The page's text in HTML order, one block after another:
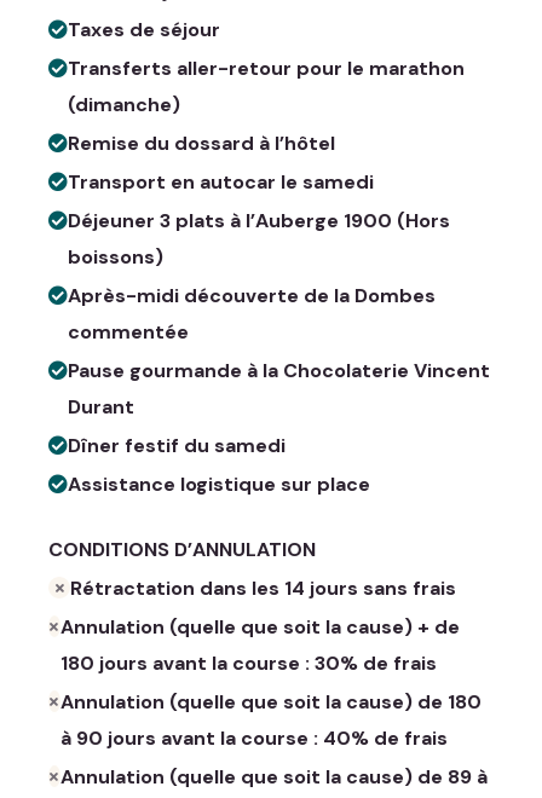
Taxes de séjour
Transferts aller-retour pour le marathon
(dimanche)
Remise du dossard à l’hôtel
Transport en autocar le samedi
Déjeuner 3 plats à l’Auberge 1900 (Hors
boissons)
Après-midi découverte de la Dombes
commentée
Pause gourmande à la Chocolaterie Vincent
Durant
Dîner festif du samedi
Assistance logistique sur place
CONDITIONS D’ANNULATION
Rétractation dans les 14 jours sans frais
Annulation (quelle que soit la cause) + de
180 jours avant la course : 30% de frais
Annulation (quelle que soit la cause) de 180
à 90 jours avant la course : 40% de frais
Annulation (quelle que soit la cause) de 89 à